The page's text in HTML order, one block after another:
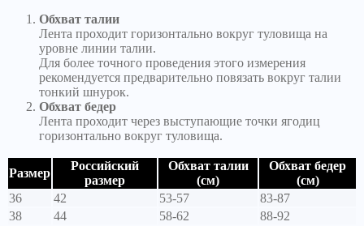
Обхват талии
Лента проходит горизонтально вокруг туловища на
уровне линии талии.
Для более точного проведения этого измерения
рекомендуется предварительно повязать вокруг талии
тонкий шнурок.
Обхват бедер
Лента проходит через выступающие точки ягодиц
горизонтально вокруг туловища.
Размер
Российский
размер
Обхват талии
(см)
Обхват бедер
(см)
36
42 53-57
83-87
38
44 58-62
88-92